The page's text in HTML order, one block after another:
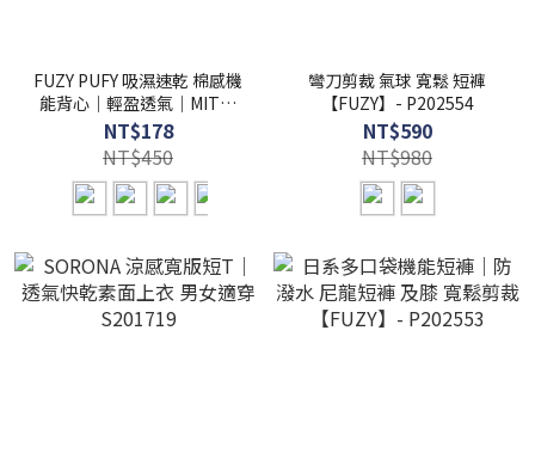
FUZY PUFY 吸濕速乾 棉感機
能背心｜輕盈透氣｜MIT台
灣製 - S201720
NT$178
NT$450
彎刀剪裁 氣球 寬鬆 短褲
【FUZY】- P202554
NT$590
NT$980